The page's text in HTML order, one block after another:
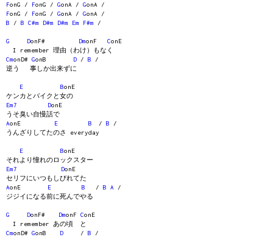
FonG / FonG / GonA / GonA /
FonG / FonG / GonA / GonA /
B / B C#m D#m D#m Em F#m /
G DonF# DmonF ConE
I remember 理由（わけ）もなく
CmonD# GonB D / B /
逆う 事しか出来ずに
E BonE
ケンカとバイクと女の
Em7
DonE
うそ臭い自慢話で
AonE E B / B /
うんざりしてたのさ everyday
E BonE
それより憧れのロックスター
Em7
DonE
セリフにいつもしびれてた
AonE E B / B A /
ジジイになる前に死んでやる
G DonF# DmonF ConE
I remember あの頃 と
CmonD# GonB D / B /